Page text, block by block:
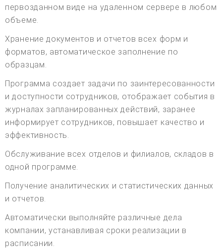
первозданном виде на удаленном сервере в любом
объеме.
Хранение документов и отчетов всех форм и
форматов, автоматическое заполнение по
образцам.
Программа создает задачи по заинтересованности
и доступности сотрудников, отображает события в
журналах запланированных действий, заранее
информирует сотрудников, повышает качество и
эффективность.
Обслуживание всех отделов и филиалов, складов в
одной программе.
Получение аналитических и статистических данных
и отчетов.
Автоматически выполняйте различные дела
компании, устанавливая сроки реализации в
расписании.